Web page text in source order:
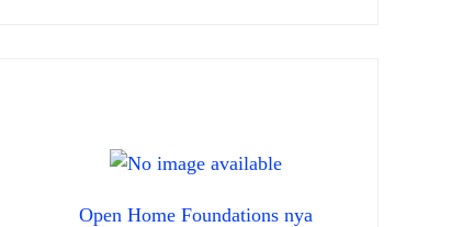
Open Home Foundations nya